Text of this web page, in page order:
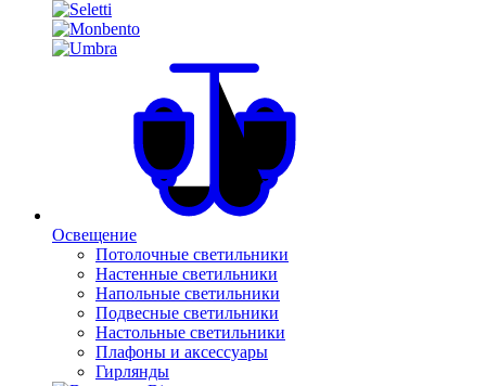
Освещение
Потолочные светильники
Настенные светильники
Напольные светильники
Подвесные светильники
Настольные светильники
Плафоны и аксессуары
Гирлянды